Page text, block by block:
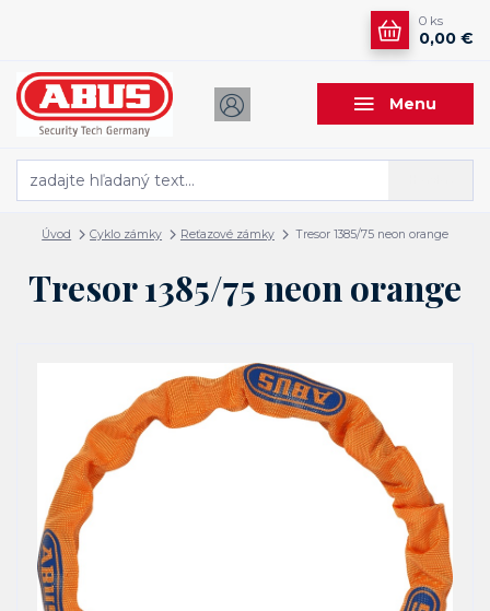
Menu
0 ks
0,00 €
Úvod Cyklo zámky Reťazové zámky Tresor 1385/75 neon orange
Tresor 1385/75 neon orange